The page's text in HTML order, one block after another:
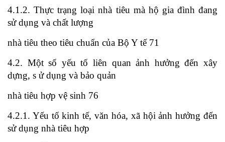
4.1.2. Thực trạng loại nhà tiêu mà hộ gia đình đang
sử dụng và chất lượng
nhà tiêu theo tiêu chuẩn của Bộ Y tế 71
4.2. Một số yếu tố liên quan ảnh hưởng đến xây
dựng, s ử dụng và bảo quản
nhà tiêu hợp vệ sinh 76
4.2.1. Yếu tố kinh tế, văn hóa, xã hội ảnh hưởng đến
sử dụng nhà tiêu hợp